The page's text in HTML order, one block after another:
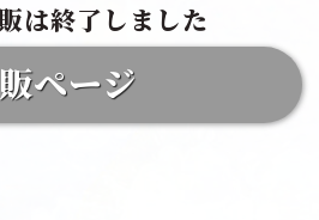
は終了しました
ページ